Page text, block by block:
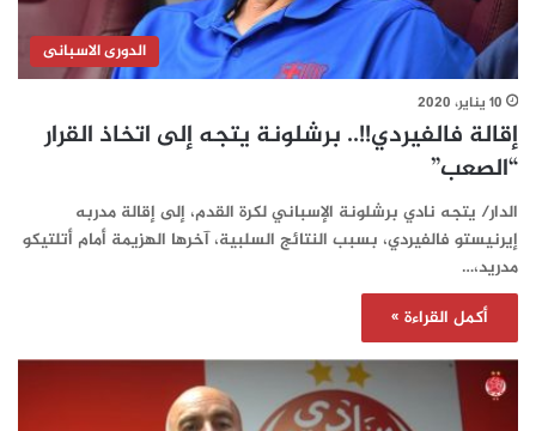
الدورى الاسبانى
10 يناير، 2020
إقالة فالفيردي!!.. برشلونة يتجه إلى اتخاذ القرار
“الصعب”
الدار/ يتجه نادي برشلونة الإسباني لكرة القدم، إلى إقالة مدربه
إيرنيستو فالفيردي، بسبب النتائج السلبية، آخرها الهزيمة أمام أتلتيكو
مدريد،…
أكمل القراءة »